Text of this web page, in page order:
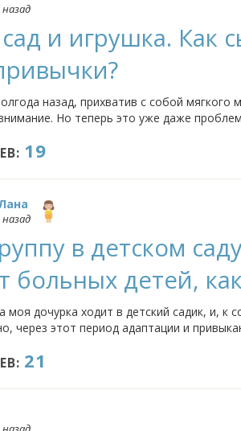
и игрушка. Как
назад, прихватив с собой мягкого
Но теперь это уже даже
не беспокоилась. Но нормально ли...
19
в детском
больных детей,
моя дочурка ходит в детский садик, и, к
через этот период адаптации и
Порой бывает по три недели
21